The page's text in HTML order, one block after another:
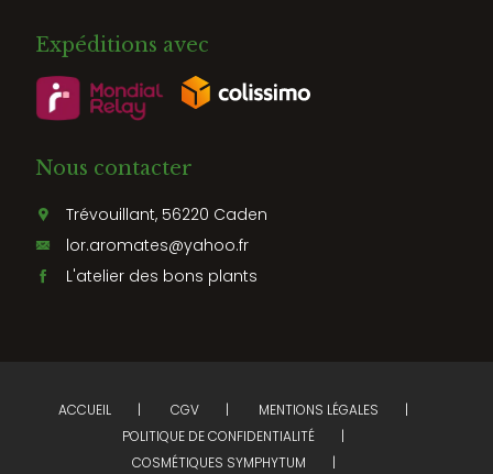
Expéditions avec
Nous contacter
Trévouillant, 56220 Caden
lor.aromates@yahoo.fr
L'atelier des bons plants
ACCUEIL CGV
MENTIONS LÉGALES
POLITIQUE DE CONFIDENTIALITÉ
COSMÉTIQUES SYMPHYTUM